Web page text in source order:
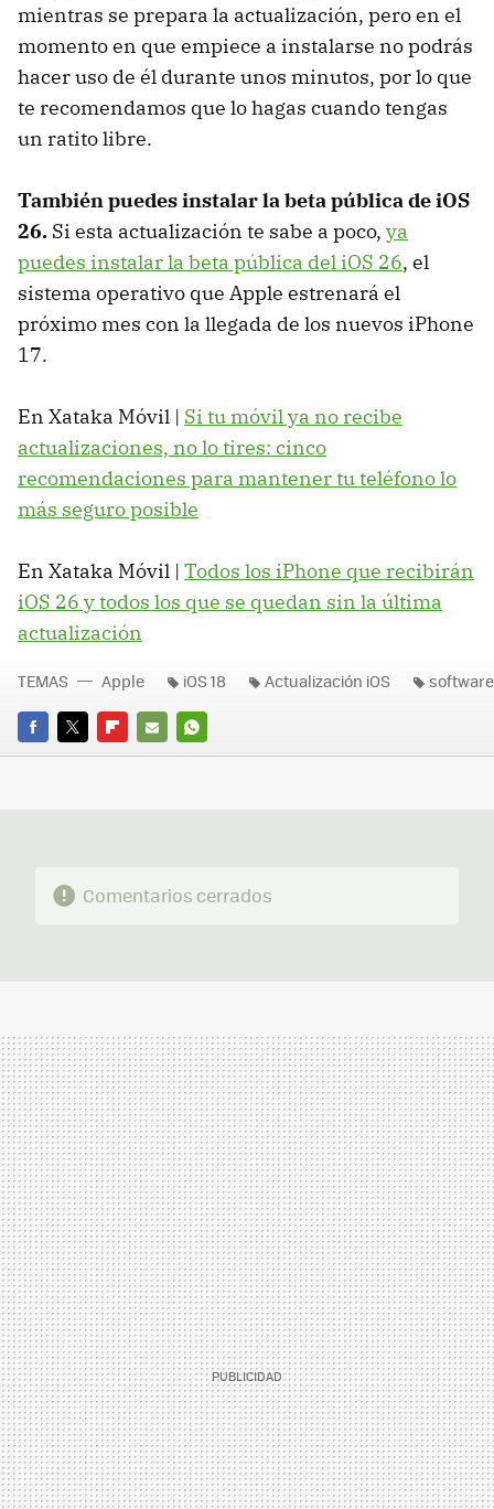
mientras se prepara la actualización, pero en el
momento en que empiece a instalarse no podrás
hacer uso de él durante unos minutos, por lo que
te recomendamos que lo hagas cuando tengas
un ratito libre.
También puedes instalar la beta pública de iOS
26. Si esta actualización te sabe a poco, ya
puedes instalar la beta pública del iOS 26, el
sistema operativo que Apple estrenará el
próximo mes con la llegada de los nuevos iPhone
17.
En Xataka Móvil | Si tu móvil ya no recibe
actualizaciones, no lo tires: cinco
recomendaciones para mantener tu teléfono lo
más seguro posible
En Xataka Móvil | Todos los iPhone que recibirán
iOS 26 y todos los que se quedan sin la última
actualización
FACEBOOK
TWITTERFLIPBOARD
E-
WHATSAPP
TEMAS Apple iOS 18 Actualización iOS software
Comentarios cerrados